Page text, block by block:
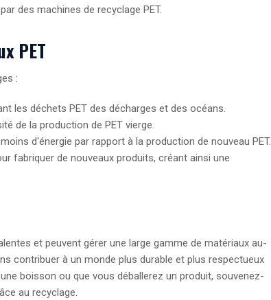
des machines de recyclage PET.
PET
:
les déchets PET des décharges et des océans.
de la production de PET vierge.
d'énergie par rapport à la production de nouveau PET.
fabriquer de nouveaux produits, créant ainsi une
et peuvent gérer une large gamme de matériaux au-
contribuer à un monde plus durable et plus respectueux
boisson ou que vous déballerez un produit, souvenez-
au recyclage.